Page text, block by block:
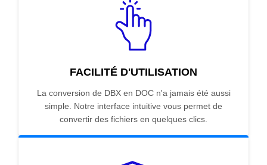
FACILITÉ D'UTILISATION
La conversion de DBX en DOC n'a jamais été aussi
simple. Notre interface intuitive vous permet de
convertir des fichiers en quelques clics.